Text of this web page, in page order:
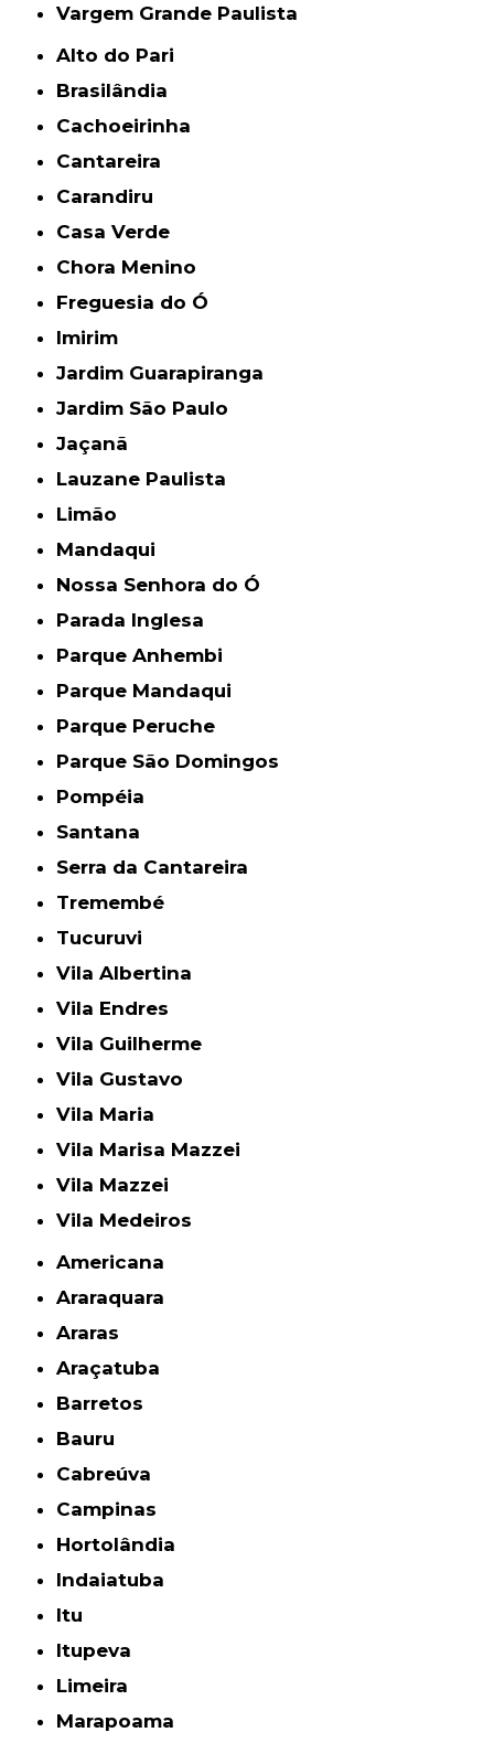
Vargem Grande Paulista
Alto do Pari
Brasilândia
Cachoeirinha
Cantareira
Carandiru
Casa Verde
Chora Menino
Freguesia do Ó
Imirim
Jardim Guarapiranga
Jardim São Paulo
Jaçanã
Lauzane Paulista
Limão
Mandaqui
Nossa Senhora do Ó
Parada Inglesa
Parque Anhembi
Parque Mandaqui
Parque Peruche
Parque São Domingos
Pompéia
Santana
Serra da Cantareira
Tremembé
Tucuruvi
Vila Albertina
Vila Endres
Vila Guilherme
Vila Gustavo
Vila Maria
Vila Marisa Mazzei
Vila Mazzei
Vila Medeiros
Americana
Araraquara
Araras
Araçatuba
Barretos
Bauru
Cabreúva
Campinas
Hortolândia
Indaiatuba
Itu
Itupeva
Limeira
Marapoama